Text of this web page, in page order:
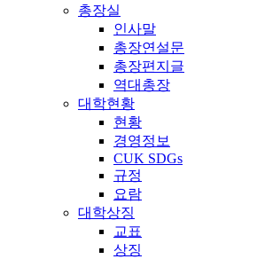
총장실
인사말
총장연설문
총장편지글
역대총장
대학현황
현황
경영정보
CUK SDGs
규정
요람
대학상징
교표
상징